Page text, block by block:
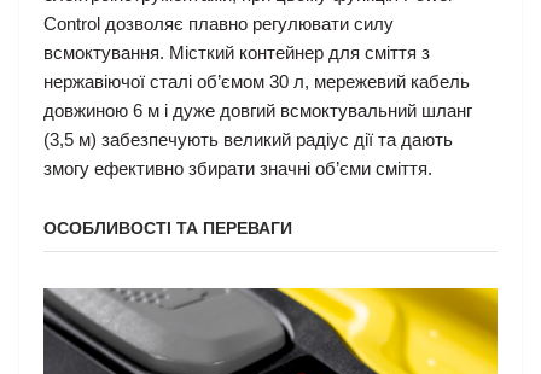
Control дозволяє плавно регулювати силу
всмоктування. Місткий контейнер для сміття з
нержавіючої сталі об’ємом 30 л, мережевий кабель
довжиною 6 м і дуже довгий всмоктувальний шланг
(3,5 м) забезпечують великий радіус дії та дають
змогу ефективно збирати значні об’єми сміття.
ОСОБЛИВОСТІ ТА ПЕРЕВАГИ